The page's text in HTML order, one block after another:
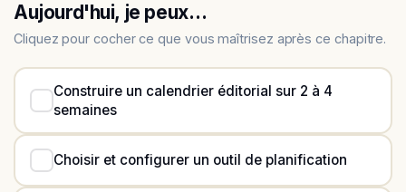
Aujourd'hui, je peux…
Cliquez pour cocher ce que vous maîtrisez après ce chapitre.
Construire un calendrier éditorial sur 2 à 4
semaines
Choisir et configurer un outil de planification